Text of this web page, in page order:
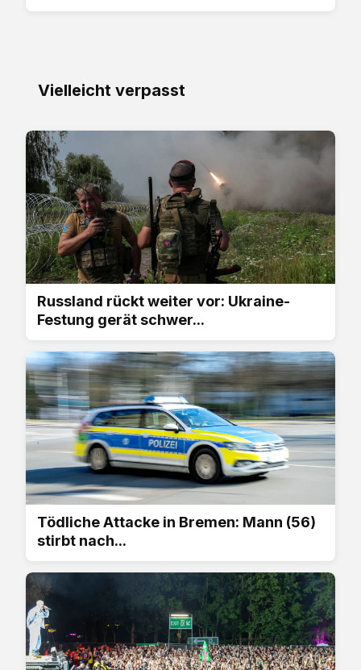
Vielleicht verpasst
Russland rückt weiter vor: Ukraine-
Festung gerät schwer...
Tödliche Attacke in Bremen: Mann (56)
stirbt nach...